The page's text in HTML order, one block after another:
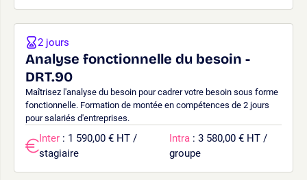
Analyse fonctionnelle du besoin -
DRT.90
Maîtrisez l'analyse du besoin pour cadrer votre besoin sous forme
fonctionnelle. Formation de montée en compétences de 2 jours
pour salariés d'entreprises.
2 jours
Inter : 1 590,00 € HT /
stagiaire
Intra : 3 580,00 € HT /
groupe